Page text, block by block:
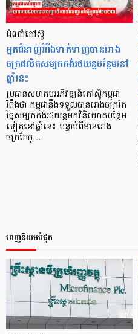
ដំណាំកៅស៊ូ
អ្នកជំនាញរំពឹងទាក់ទាញបានរោង
ចក្រផលិតសម្បកកង់រថយន្តបន្ថែមនៅ
ឆ្នាំនេះ
ប្រធានសមាគមអភិវឌ្ឍន៍កៅស៊ូកម្ពុជា
រំពឹងថា កម្ពុជានឹងទទួលបានរោងចក្រកែ
ច្នៃសម្បកកង់រថយន្តមកវិនិយោគបន្ថែម
ទៀតនៅឆ្នាំនេះ បន្ទាប់ពីមានរោង
ចក្រកែច្…
ពេញនិយមបំផុត